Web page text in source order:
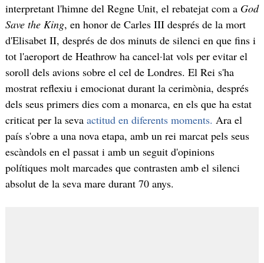
interpretant l'himne del Regne Unit, el rebatejat com a God
Save the King, en honor de Carles III després de la mort
d'Elisabet II, després de dos minuts de silenci en que fins i
tot l'aeroport de Heathrow ha cancel·lat vols per evitar el
soroll dels avions sobre el cel de Londres. El Rei s'ha
mostrat reflexiu i emocionat durant la cerimònia, després
dels seus primers dies com a monarca, en els que ha estat
criticat per la seva actitud en diferents moments. Ara el
país s'obre a una nova etapa, amb un rei marcat pels seus
escàndols en el passat i amb un seguit d'opinions
polítiques molt marcades que contrasten amb el silenci
absolut de la seva mare durant 70 anys.